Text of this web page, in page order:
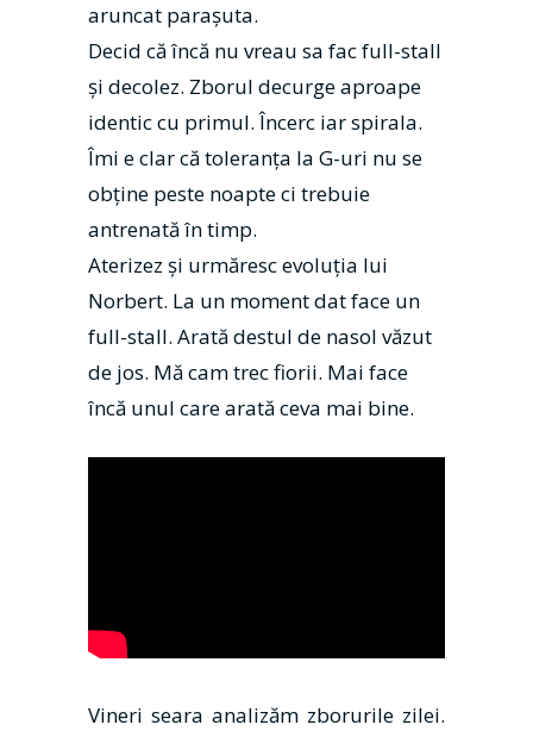
aruncat parașuta.
Decid că încă nu vreau sa fac full-stall
și decolez. Zborul decurge aproape
identic cu primul. Încerc iar spirala.
Îmi e clar că toleranţa la G-uri nu se
obţine peste noapte ci trebuie
antrenată în timp.
Aterizez şi urmăresc evoluţia lui
Norbert. La un moment dat face un
full-stall. Arată destul de nasol văzut
de jos. Mă cam trec fiorii. Mai face
încă unul care arată ceva mai bine.
Vineri seara analizăm zborurile zilei.